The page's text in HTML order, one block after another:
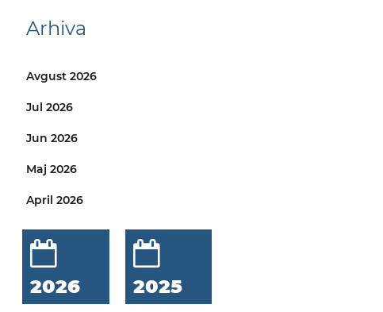
Arhiva
Avgust 2026
Jul 2026
Jun 2026
Maj 2026
April 2026
2026 2025